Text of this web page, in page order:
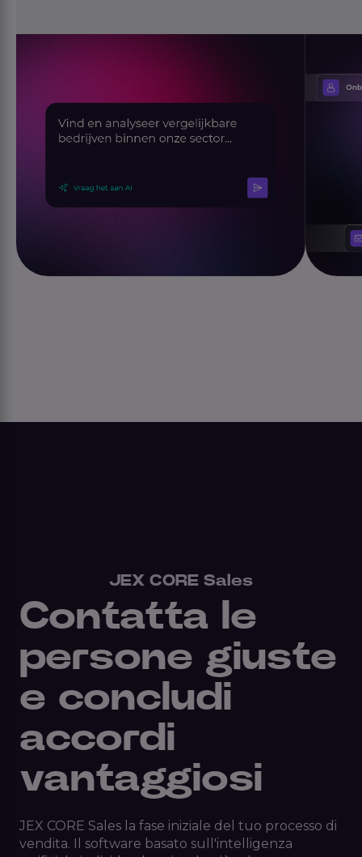
JEX CORE Sales
Contatta le
persone giuste
e concludi
accordi
vantaggiosi
JEX CORE Sales la fase iniziale del tuo processo di
vendita. Il software basato sull'intelligenza